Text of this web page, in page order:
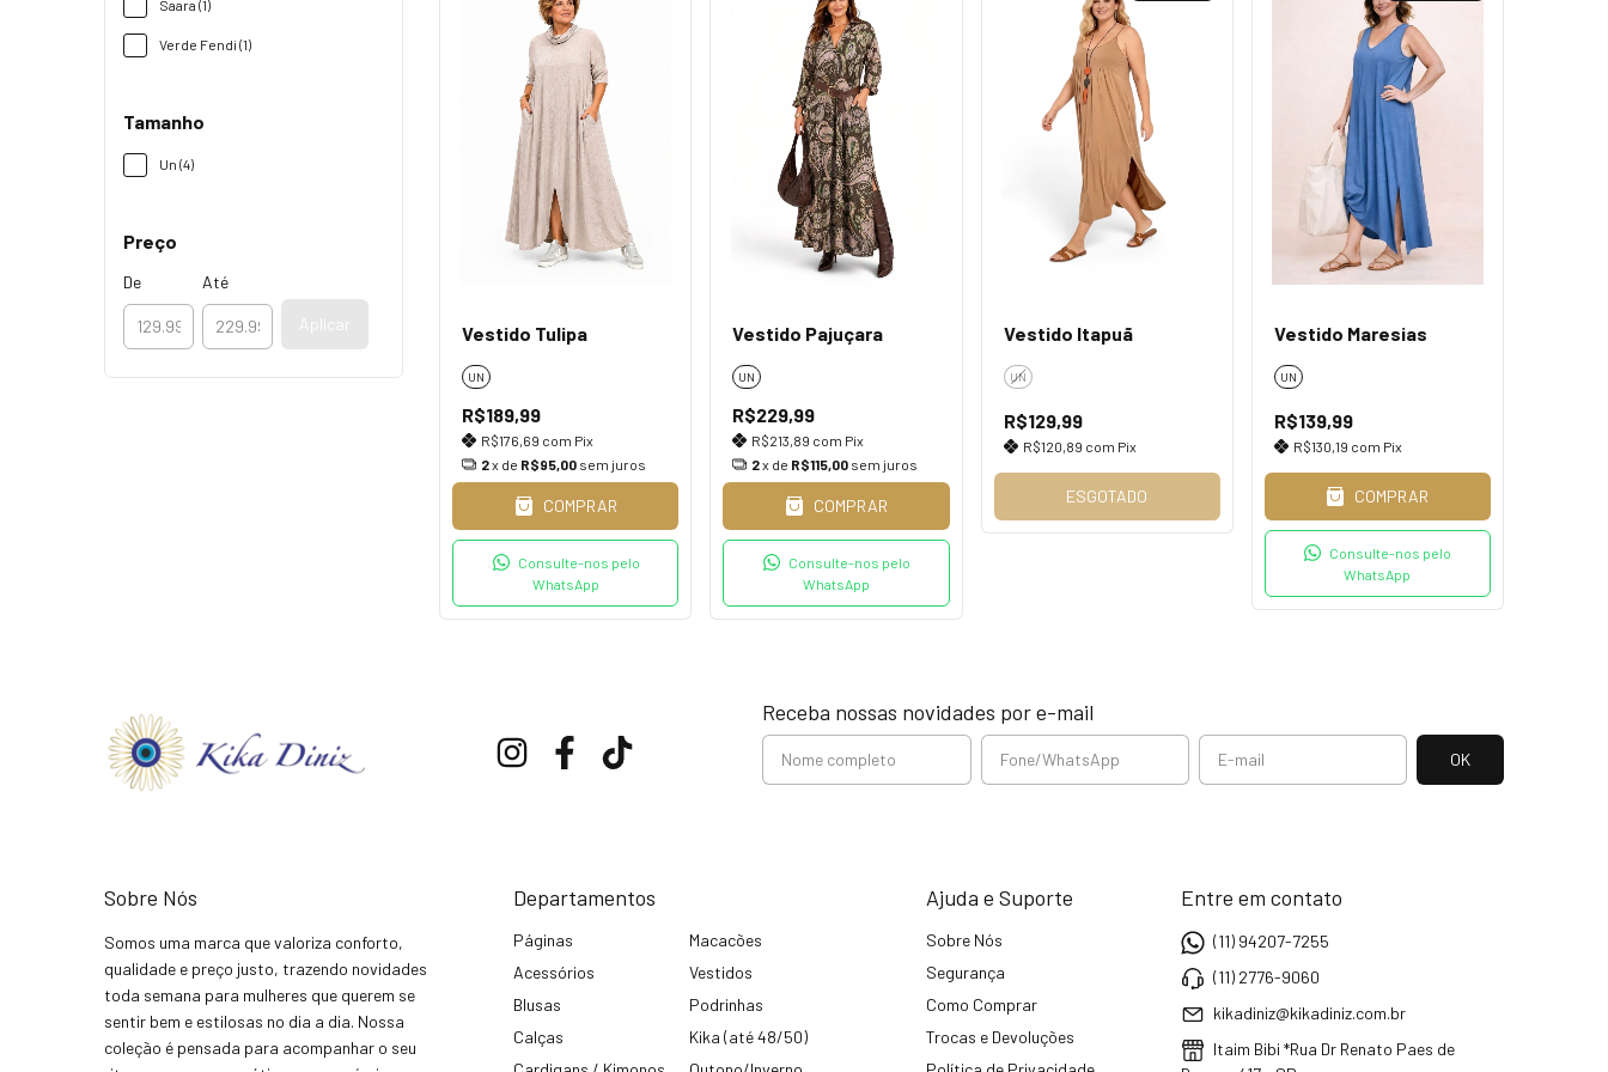
Saara (1)
Verde Fendi (1)
Tamanho
Un (4)
Preço
De Até
Aplicar Vestido Tulipa
UN
R$189,99
R$176,69 com Pix
2x de R$95,00 sem juros
COMPRAR
Consulte-nos pelo
WhatsApp
Vestido Pajuçara
UN
R$229,99
R$213,89 com Pix
2x de R$115,00 sem juros
COMPRAR
Consulte-nos pelo
WhatsApp
Vestido Itapuã
UN
R$129,99
R$120,89 com Pix
ESGOTADO
Vestido Maresias
UN
R$139,99
R$130,19 com Pix
COMPRAR
Consulte-nos pelo
WhatsApp
Receba nossas novidades por e-mail
Sobre Nós
Somos uma marca que valoriza conforto,
qualidade e preço justo, trazendo novidades
toda semana para mulheres que querem se
sentir bem e estilosas no dia a dia. Nossa
coleção é pensada para acompanhar o seu
Departamentos
Páginas
Acessórios
Blusas
Calças
Macacões
Vestidos
Podrinhas
Kika (até 48/50)
Ajuda e Suporte
Sobre Nós
Segurança
Como Comprar
Trocas e Devoluções
Entre em contato
(11) 94207-7255
(11) 2776-9060
kikadiniz@kikadiniz.com.br
Itaim Bibi *Rua Dr Renato Paes de